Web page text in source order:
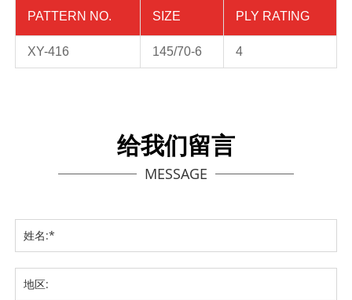
PATTERN NO. SIZE PLY RATING
XY-416 145/70-6 4
给我们留言
MESSAGE